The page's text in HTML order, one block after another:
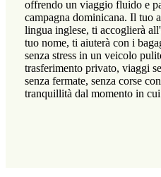
offrendo un viaggio fluido e
campagna dominicana. Il tuo
lingua inglese, ti accoglierà
tuo nome, ti aiuterà con i
senza stress in un veicolo
trasferimento privato, viaggi
senza fermate, senza corse
tranquillità dal momento in